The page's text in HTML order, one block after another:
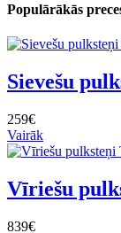
Populārākās
Sievešu
259€
Vairāk
Vīriešu
839€